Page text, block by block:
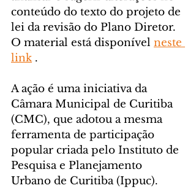
conteúdo do texto do projeto de
lei da revisão do Plano Diretor.
O material está disponível neste
link .
A ação é uma iniciativa da
Câmara Municipal de Curitiba
(CMC), que adotou a mesma
ferramenta de participação
popular criada pelo Instituto de
Pesquisa e Planejamento
Urbano de Curitiba (Ippuc).